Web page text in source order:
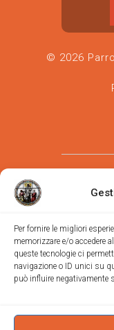
Per fornire le migliori
memorizzare e/o accedere
queste tecnologie ci
navigazione o ID unici su
può influire negativamente
© 2026
Parrocchia
via